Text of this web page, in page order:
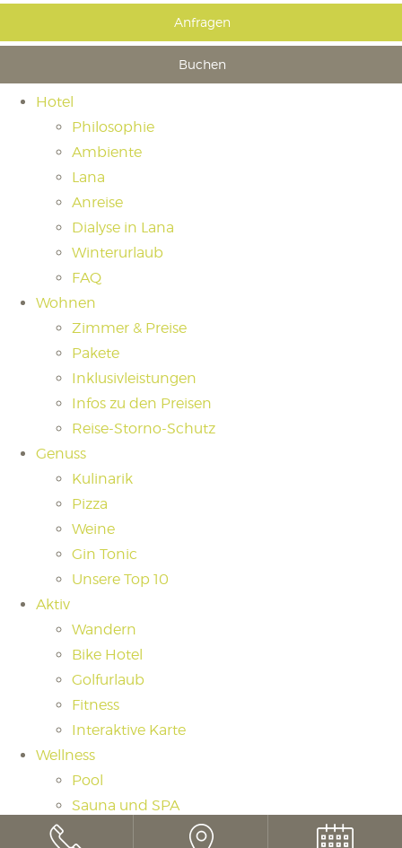
Anfragen
Buchen
Hotel
Philosophie
Ambiente
Lana
Anreise
Dialyse in Lana
Winterurlaub
FAQ
Wohnen
Zimmer & Preise
Pakete
Inklusivleistungen
Infos zu den Preisen
Reise-Storno-Schutz
Genuss
Kulinarik
Pizza
Weine
Gin Tonic
Unsere Top 10
Aktiv
Wandern
Bike Hotel
Golfurlaub
Fitness
Interaktive Karte
Wellness
Pool
Sauna und SPA